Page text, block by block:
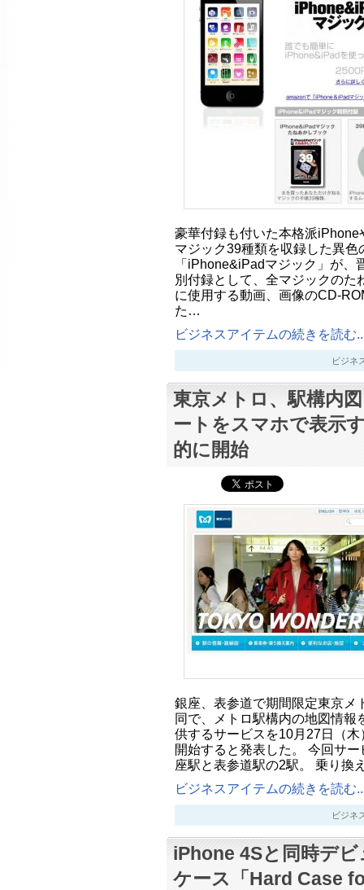
豪華付録も付いた本格派
マジック39種類を収録した異色
「iPhone&iPadマジック」が、
別付録として、全マジックのた
に使用する動画、画像のCD-
た…
ビジネスアイテムの続きを読む
ビジネ
東京メトロ、駅構内
ートをスマホで表示
的に開始
銀座、表参道で期間限定東京メ
同で、メトロ駅構内の地図情報
供するサービスを10月27日（
開始すると発表した。 今回サ
座駅と表参道駅の2駅。 乗り換
ビジネスアイテムの続きを読む
ビジネ
iPhone 4Sと同時デビ
ケース「Hard Case